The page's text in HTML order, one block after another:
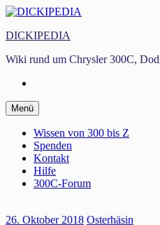
Zum
springen
DICKIPEDIA
Wiki rund um Chrysler 300C,
Menü Zum
Inhalt
springen
Wissen von 300 bis Z
Spenden
Kontakt
Hilfe
300C-Forum
26. Oktober 2018 Osterhäsin